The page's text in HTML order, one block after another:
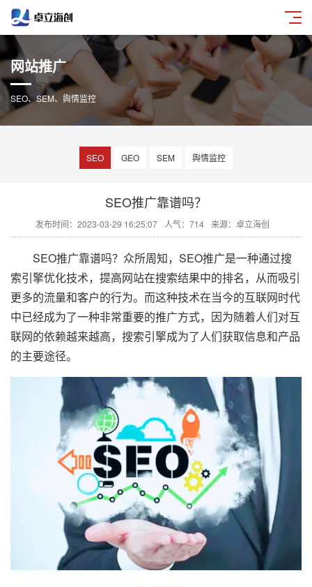
网站推广
SEO、SEM、舆情监控
SEO GEO SEM 舆情监控
SEO推广靠谱吗？
发布时间：2023-03-29 16:25:07 人气：714 来源：卓立海创
SEO推广靠谱吗？众所周知，SEO推广是一种通过搜
索引擎优化技术，提高网站在搜索结果中的排名，从而吸引
更多的流量和客户的行为。而这种技术在当今的互联网时代
中已经成为了一种非常重要的推广方式，因为随着人们对互
联网的依赖越来越高，搜索引擎成为了人们获取信息和产品
的主要途径。